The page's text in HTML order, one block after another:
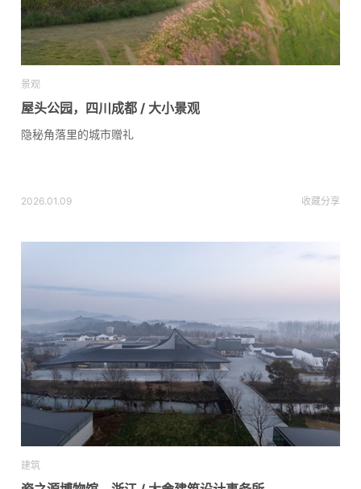
景观
屋头公园，四川成都 / 大小景观
隐秘角落里的城市赠礼
2026.01.09 收藏分享
建筑